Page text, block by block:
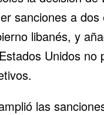
sanciones a dos
libanés, y
Unidos no
las